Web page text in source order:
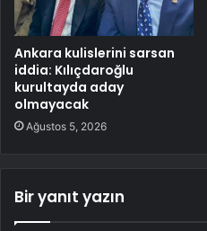
Ankara kulislerini sarsan
iddia: Kılıçdaroğlu
kurultayda aday
olmayacak
Ağustos 5, 2026
Bir yanıt yazın